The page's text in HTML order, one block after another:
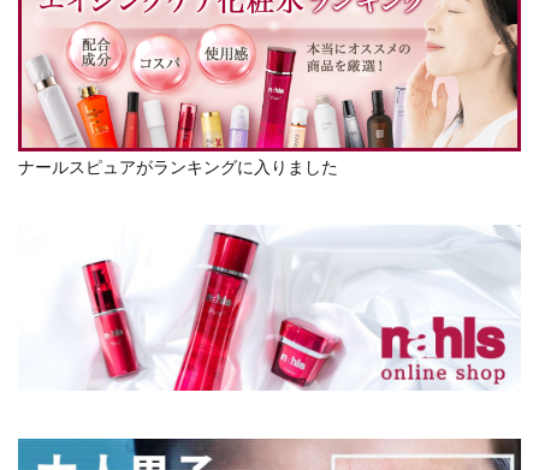
ナールスピュアがランキングに入りました